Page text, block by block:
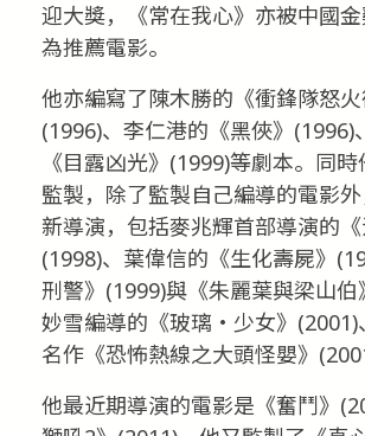
迎大獎，《常在我心》亦被中國
為推薦電影。
他亦編寫了陳木勝的《衝鋒隊怒火
(1996)、李仁港的《黑俠》(1996)
《目露凶光》(1999)等劇本。同
監製，除了監製自己編導的電影
新導演，包括麥兆輝首部導演的《
(1998)、葉偉信的《生化壽屍》
刑警》(1999)與《朱麗葉與梁山伯
妙雪編導的《玻璃‧少女》(2001)
名作《恐怖熱線之大頭怪嬰》
他最近期導演的電影是《奮鬥》